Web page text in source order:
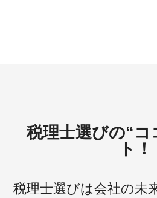
税理士選びの“コ
ト！
税理士選びは会社の未